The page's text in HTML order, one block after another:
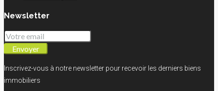
Newsletter
Envoyer
Inscrivez-vous à notre newsletter pour recevoir les derniers biens
immobiliers